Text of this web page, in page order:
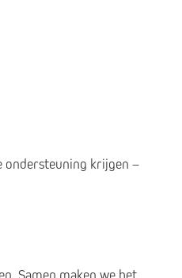
ondersteuning krijgen –